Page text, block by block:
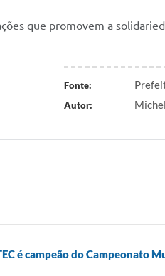
que promovem a
Fonte:
Autor:
é campeão do Campeonato